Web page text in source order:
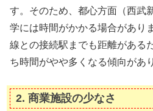
す。そのため、都心方面（西武
学には時間がかかる場合があり
線との接続駅までも距離がある
ち時間がやや多くなる傾向があ
2. 商業施設の少なさ